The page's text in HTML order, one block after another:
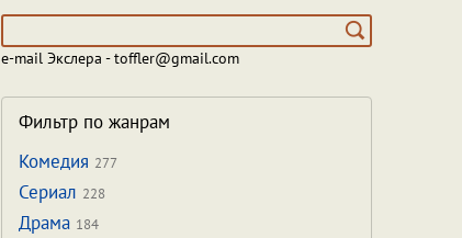
e-mail Экслера - toffler@gmail.com
Фильтр по жанрам
Комедия 277
Сериал 228
Драма 184